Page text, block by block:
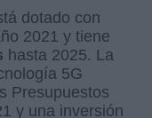
dotado con
2021 y tiene
hasta 2025. La
5G
Presupuestos
y una inversión